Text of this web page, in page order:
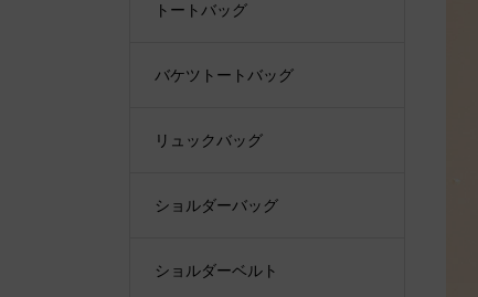
トートバッグ
バケツトートバッグ
リュックバッグ
ショルダーバッグ
ショルダーベルト